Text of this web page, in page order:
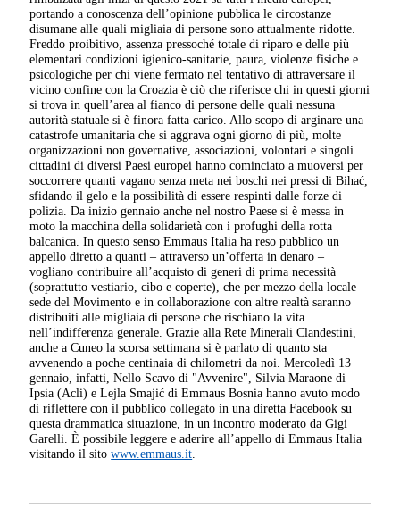
portando a conoscenza dell’opinione pubblica le circostanze
disumane alle quali migliaia di persone sono attualmente ridotte.
Freddo proibitivo, assenza pressoché totale di riparo e delle più
elementari condizioni igienico-sanitarie, paura, violenze fisiche e
psicologiche per chi viene fermato nel tentativo di attraversare il
vicino confine con la Croazia è ciò che riferisce chi in questi giorni
si trova in quell’area al fianco di persone delle quali nessuna
autorità statuale si è finora fatta carico. Allo scopo di arginare una
catastrofe umanitaria che si aggrava ogni giorno di più, molte
organizzazioni non governative, associazioni, volontari e singoli
cittadini di diversi Paesi europei hanno cominciato a muoversi per
soccorrere quanti vagano senza meta nei boschi nei pressi di Bihać,
sfidando il gelo e la possibilità di essere respinti dalle forze di
polizia. Da inizio gennaio anche nel nostro Paese si è messa in
moto la macchina della solidarietà con i profughi della rotta
balcanica. In questo senso Emmaus Italia ha reso pubblico un
appello diretto a quanti – attraverso un’offerta in denaro –
vogliano contribuire all’acquisto di generi di prima necessità
(soprattutto vestiario, cibo e coperte), che per mezzo della locale
sede del Movimento e in collaborazione con altre realtà saranno
distribuiti alle migliaia di persone che rischiano la vita
nell’indifferenza generale. Grazie alla Rete Minerali Clandestini,
anche a Cuneo la scorsa settimana si è parlato di quanto sta
avvenendo a poche centinaia di chilometri da noi. Mercoledì 13
gennaio, infatti, Nello Scavo di "Avvenire", Silvia Maraone di
Ipsia (Acli) e Lejla Smajić di Emmaus Bosnia hanno avuto modo
di riflettere con il pubblico collegato in una diretta Facebook su
questa drammatica situazione, in un incontro moderato da Gigi
Garelli. È possibile leggere e aderire all’appello di Emmaus Italia
visitando il sitowww.emmaus.it